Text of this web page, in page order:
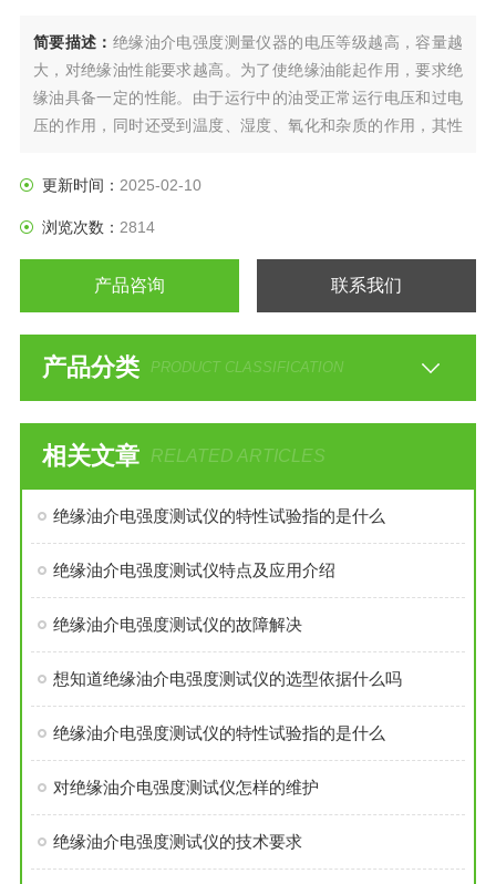
简要描述： 绝缘油介电强度测量仪器的电压等级越高，容量越
大，对绝缘油性能要求越高。为了使绝缘油能起作用，要求绝
缘油具备一定的性能。由于运行中的油受正常运行电压和过电
压的作用，同时还受到温度、湿度、氧化和杂质的作用，其性
更新时间： 2025-02-10
浏览次数： 2814
产品咨询 联系我们
产品分类 PRODUCT CLASSIFICATION
相关文章 RELATED ARTICLES
绝缘油介电强度测试仪的特性试验指的是什么
绝缘油介电强度测试仪特点及应用介绍
绝缘油介电强度测试仪的故障解决
想知道绝缘油介电强度测试仪的选型依据什么吗
​绝缘油介电强度测试仪的特性试验指的是什么
对绝缘油介电强度测试仪怎样的维护
绝缘油介电强度测试仪的技术要求